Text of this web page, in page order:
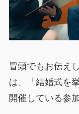
冒頭でもお伝え
は、「結婚式を
開催している参